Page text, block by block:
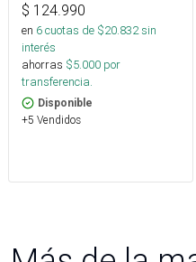
$ 124.990
en 6cuotas de $20.832sin
interés
ahorras $5.000 por
transferencia.
Disponible
+5 Vendidos